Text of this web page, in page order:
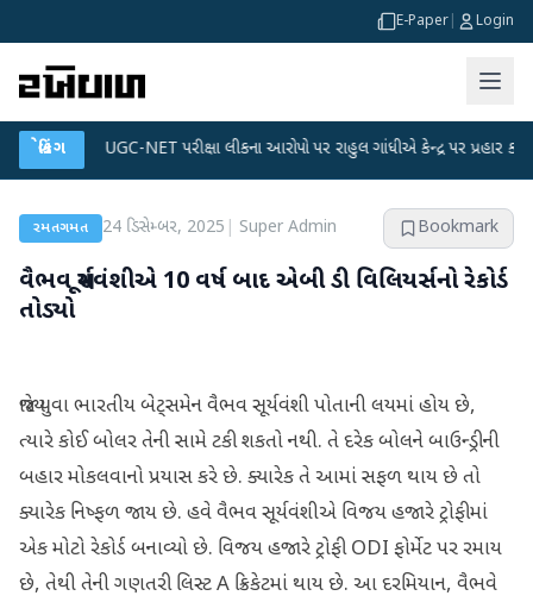
E-Paper Login
બ્રેકિંગ
UGC-NET પરીક્ષા લીકના આરોપો પર રાહુલ ગાંધીએ કેન્દ્ર પર પ્રહાર કર્યા ●
રમતગમત 24 ડિસેમ્બર, 2025 Super Admin Bookmark
વૈભવ સૂર્યવંશીએ 10 વર્ષ બાદ એબી ડી વિલિયર્સનો રેકોર્ડ
તોડ્યો
જ્યારે યુવા ભારતીય બેટ્સમેન વૈભવ સૂર્યવંશી પોતાની લયમાં હોય છે,
ત્યારે કોઈ બોલર તેની સામે ટકી શકતો નથી. તે દરેક બોલને બાઉન્ડ્રીની
બહાર મોકલવાનો પ્રયાસ કરે છે. ક્યારેક તે આમાં સફળ થાય છે તો
ક્યારેક નિષ્ફળ જાય છે. હવે વૈભવ સૂર્યવંશીએ વિજય હજારે ટ્રોફીમાં
એક મોટો રેકોર્ડ બનાવ્યો છે. વિજય હજારે ટ્રોફી ODI ફોર્મેટ પર રમાય
છે, તેથી તેની ગણતરી લિસ્ટ A ક્રિકેટમાં થાય છે. આ દરમિયાન, વૈભવે